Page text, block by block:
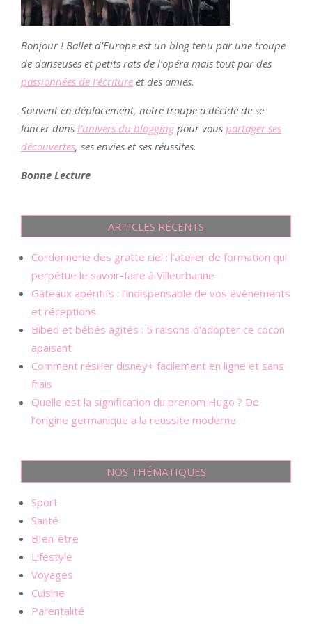
Bonjour ! Ballet d’Europe est un blog tenu par une troupe
de danseuses et petits rats de l’opéra mais tout par des
passionnées de l’écriture et des amies.
Souvent en déplacement, notre troupe a décidé de se
lancer dans l’univers du blogging pour vous partager ses
découvertes, ses envies et ses réussites.
Bonne Lecture
ARTICLES RÉCENTS
Cordonnerie des gratte ciel : l’atelier de formation qui
perpétue le savoir-faire à Villeurbanne
Gâteaux apéritifs : l’indispensable de vos événements
et réceptions
Bibed et bébés agités : 5 raisons d’adopter ce cocon
apaisant
Comment résilier disney+ facilement en ligne et sans
frais
Quelle est la signification du prenom Hugo ? De
l’origine germanique a la reussite moderne
NOS THÉMATIQUES
Sport
Santé
BIen-être
Lifestyle
Voyages
Cuisine
Parentalité